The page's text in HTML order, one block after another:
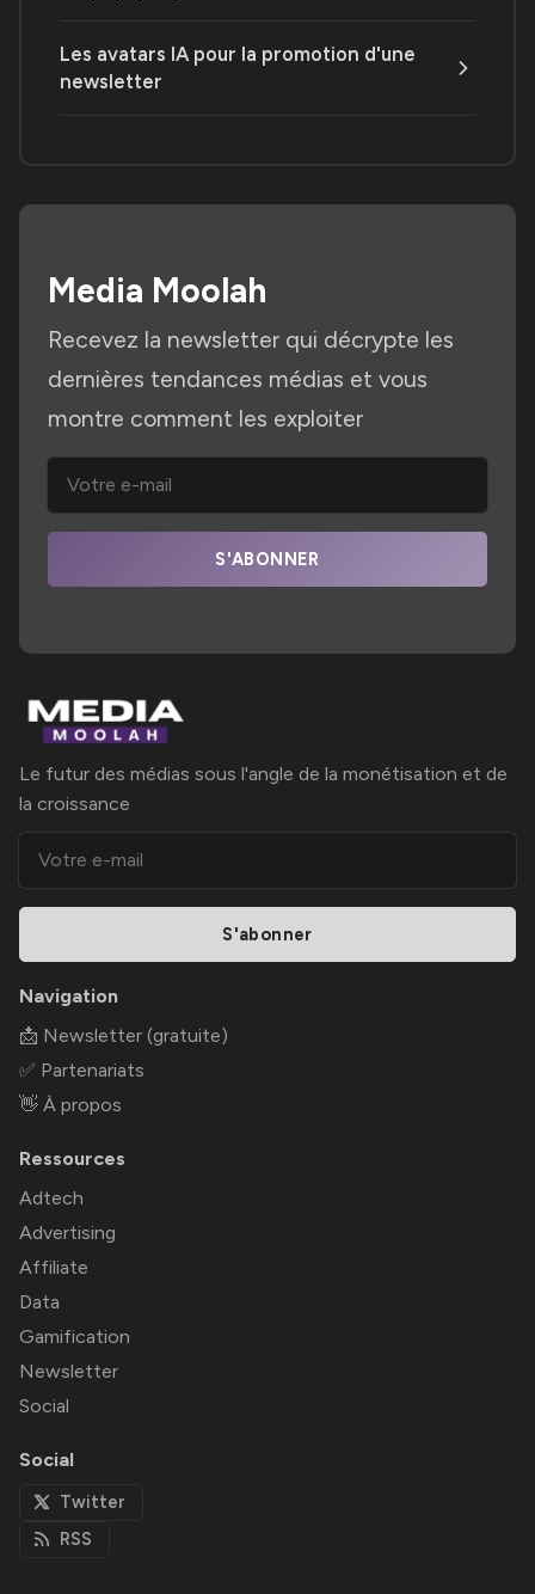
Les avatars IA pour la promotion d'une
newsletter
Media Moolah
Recevez la newsletter qui décrypte les
dernières tendances médias et vous
montre comment les exploiter
S'ABONNER
Le futur des médias sous l'angle de la monétisation et de
la croissance
S'abonner
Navigation
📩 Newsletter (gratuite)
✅ Partenariats
👋 À propos
Ressources
Adtech
Advertising
Affiliate
Data
Gamification
Newsletter
Social
Social
Twitter
RSS